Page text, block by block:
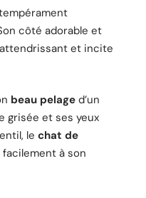
côté adorable et
et incite
beau pelage d’un
grisée et ses yeux
le chat de
à son